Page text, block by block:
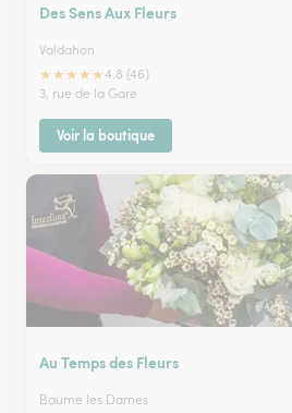
Des Sens Aux Fleurs
Valdahon
★★★★★4.8 (46)
3, rue de la Gare
Voir la boutique
Au Temps des Fleurs
Baume les Dames